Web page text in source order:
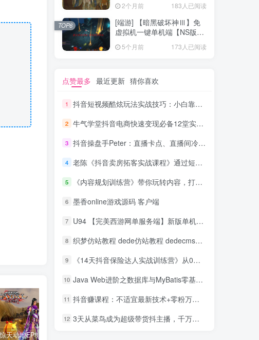
2个月前 183人已阅读
[端游] 【暗黑破坏神Ⅲ】免
虚拟机一键单机端【NS版
5个月前 173人已阅读
TOP6
点赞最多 最近更新 猜你喜欢
1 抖音短视频酷炫玩法实战技巧：小白靠搬运也能月入1万到10万(6节视频)
2 牛气学堂抖音电商快速变现必备12堂实战课
3 抖音操盘手Peter：直播卡点、直播间冷启动分享
4 老陈《抖音卖房拓客实战课程》通过短视频引流拓客
5 《内容规划训练营》带你玩转内容，打造爆文，自媒体人必看
6 墨香online游戏源码 客户端
7 U94 【完美西游网单服务端】新版单机一键安装游戏客户端带GM管理工具[附安装搭建教程]
8 织梦仿站教程 dede仿站教程 dedecms仿站教程
9 《14天抖音保险达人实战训练营》从0开始-搭建账号-拍摄剪辑-获客到打造爆款
10 Java Web进阶之数据库与MyBatis零基础入门到精通视频教程
11 抖音赚课程：不适宜最新技术+零粉万人直播间卡广场轻松带货
12 3天从菜鸟成为超级带货抖主播，千万级抖主播培育方案（价值980元）